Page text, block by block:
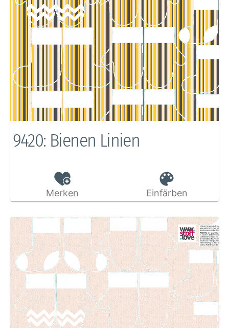
9420: Bienen Linien
Merken Einfärben